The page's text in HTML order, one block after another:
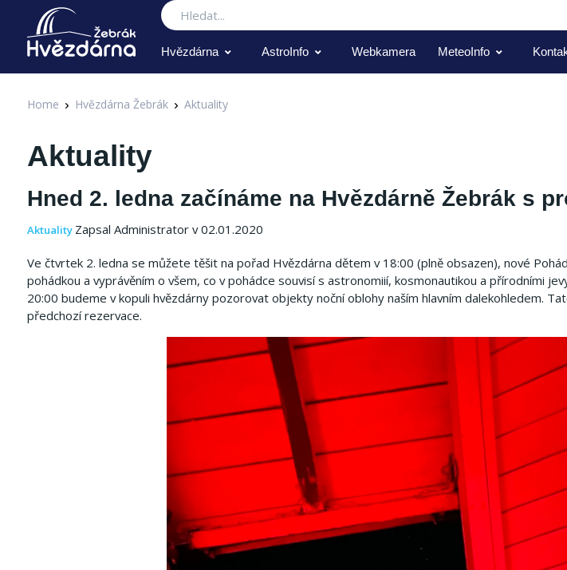
Hledat
Hvězdárna AstroInfo Webkamera MeteoInfo
Home Hvězdárna Žebrák Aktuality
Aktuality
Hned 2. ledna začínáme na Hvězdárně Žebrák s
Aktuality Zapsal Administrator v 02.01.2020
Ve čtvrtek 2. ledna se můžete těšit na pořad Hvězdárna dětem v 18:00 (plně obsazen), nové
pohádkou a vyprávěním o všem, co v pohádce souvisí s astronomiií, kosmonautikou a přírodními
20:00 budeme v kopuli hvězdárny pozorovat objekty noční oblohy naším hlavním dalekohledem.
předchozí rezervace.